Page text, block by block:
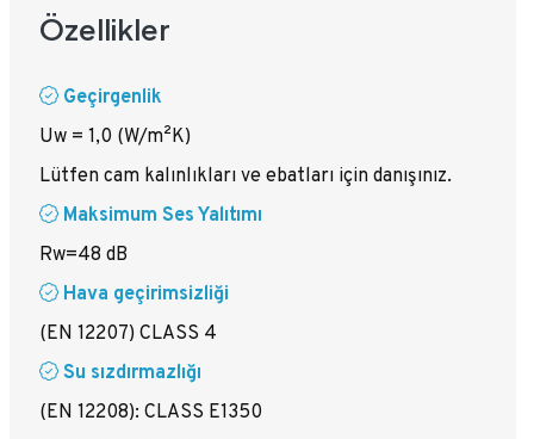
Özellikler
Geçirgenlik
Uw = 1,0 (W/m²K)
Lütfen cam kalınlıkları ve ebatları için danışınız.
Maksimum Ses Yalıtımı
Rw=48 dB
Hava geçirimsizliği
(EN 12207) CLASS 4
Su sızdırmazlığı
(EN 12208): CLASS E1350